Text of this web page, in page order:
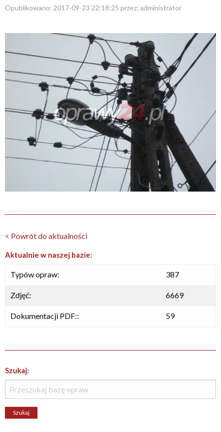
Opublikowano: 2017-09-23 22:18:25 przez: administrator
< Powrót do aktualności
Aktualnie w naszej bazie:
Typów opraw: 387
Zdjęć: 6669
Dokumentacji PDF:: 59
Szukaj: